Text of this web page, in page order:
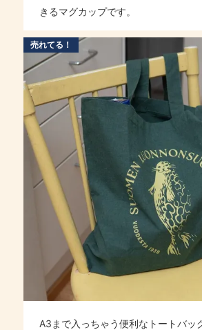
きるマグカップです。
売れてる！
A3まで入っちゃう便利なトートバッ